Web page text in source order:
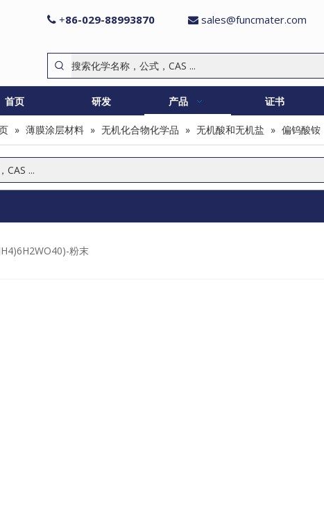
 +86-029-88993870  sales@funcmater.com
首页 研发 产品 证书
» 薄膜涂层材料 » 无机化合物化学品 » 无机酸和无机盐 » 偏钨酸铵
粉末